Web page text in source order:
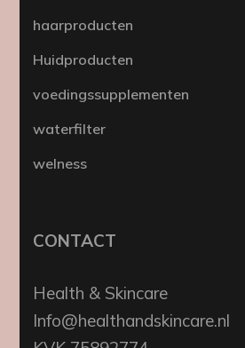
haarproducten
Huidproducten
voedingssupplementen
waterfilter
welness
CONTACT
Health & Skincare
Info@healthandskincare.nl